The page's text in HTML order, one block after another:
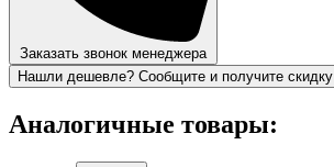
Заказать звонок менеджера
Нашли дешевле? Сообщите и получите скидку
Аналогичные товары: